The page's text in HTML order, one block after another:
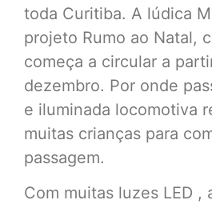
toda Curitiba. A lúdica
projeto Rumo ao Natal,
começa a circular a
dezembro. Por onde
e iluminada locomotiva
muitas crianças para
passagem.
Com muitas luzes LED ,